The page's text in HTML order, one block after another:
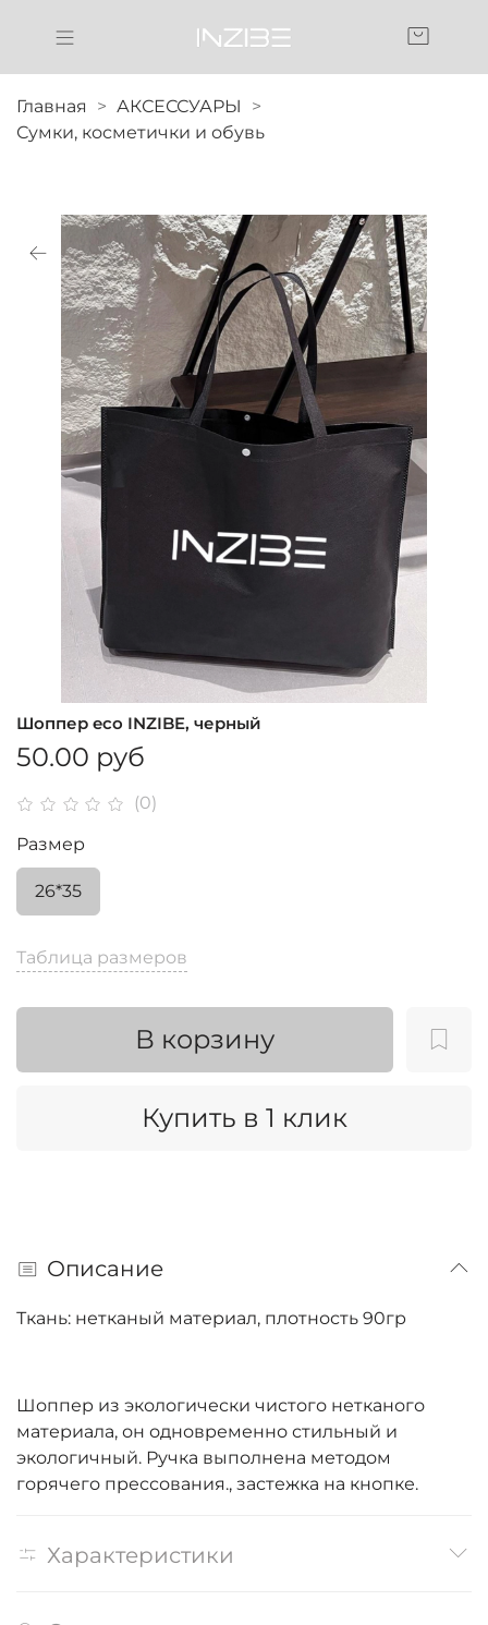
Главная
АКСЕССУАРЫ
Сумки, косметички и обувь
(0)
Шоппер eco INZIBE, черный
50.00 руб
Таблица размеров
В корзину
Купить в 1 клик
Размер
26*35
Описание
Ткань: нетканый материал, плотность 90гр
Шоппер из экологически чистого нетканого
материала, он одновременно стильный и
экологичный. Ручка выполнена методом
горячего прессования., застежка на кнопке.
Характеристики